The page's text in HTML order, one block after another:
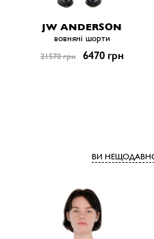
JW ANDERSON
вовняні шорти
21570 грн 6470 грн
ВИ